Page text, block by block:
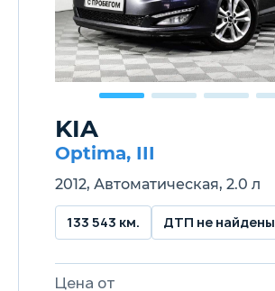
KIA
Optima, III
2012, Автоматическая, 2.0 л
133 543 км. ДТП не найдены
Цена от